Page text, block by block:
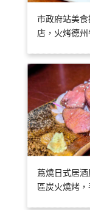
市政府站美
店，火烤德
蔦燒日式居
區炭火燒烤